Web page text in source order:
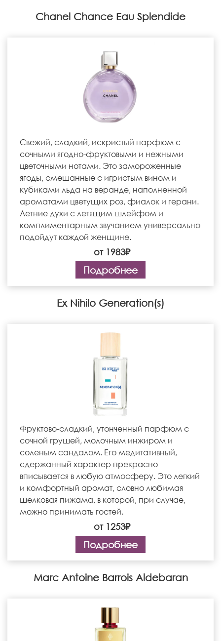
Chanel Chance Eau Splendide
Свежий, сладкий, искристый парфюм с
сочными ягодно-фруктовыми и нежными
цветочными нотами. Это замороженные
ягоды, смешанные с игристым вином и
кубиками льда на веранде, наполненной
ароматами цветущих роз, фиалок и герани.
Летние духи с летящим шлейфом и
комплиментарным звучанием универсально
подойдут каждой женщине.
от 1983₽
Подробнее
Ex Nihilo Generation(s)
Фруктово-сладкий, утонченный парфюм с
сочной грушей, молочным инжиром и
соленым сандалом. Его медитативный,
сдержанный характер прекрасно
вписывается в любую атмосферу. Это легкий
и комфортный аромат, словно любимая
шелковая пижама, в которой, при случае,
можно принимать гостей.
от 1253₽
Подробнее
Marc Antoine Barrois Aldebaran